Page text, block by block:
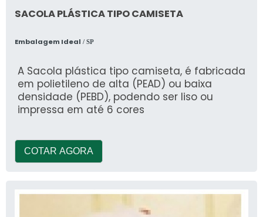
SACOLA PLÁSTICA TIPO CAMISETA
Embalagem Ideal / SP
A Sacola plástica tipo camiseta, é fabricada
em polietileno de alta (PEAD) ou baixa
densidade (PEBD), podendo ser liso ou
impressa em até 6 cores
COTAR AGORA